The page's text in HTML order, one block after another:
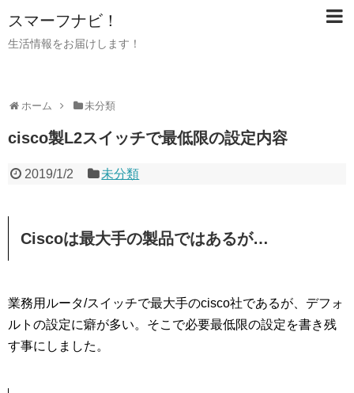
スマーフナビ！
生活情報をお届けします！
ホーム 未分類
cisco製L2スイッチで最低限の設定内容
2019/1/2 未分類
Ciscoは最大手の製品ではあるが…
業務用ルータ/スイッチで最大手のcisco社であるが、デフォ
ルトの設定に癖が多い。そこで必要最低限の設定を書き残
す事にしました。